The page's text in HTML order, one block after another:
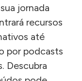
jornada
recursos
até
por podcasts
Descubra